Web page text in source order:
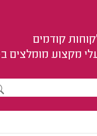
קודמים
מקצוע מומלצים